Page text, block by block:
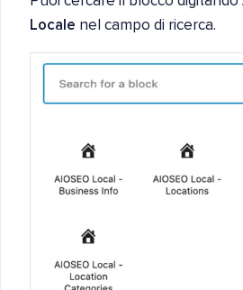
Locale nel campo di ricerca.